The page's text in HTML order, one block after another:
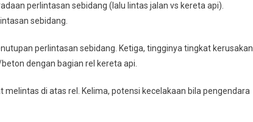
perlintasan sebidang (lalu lintas jalan vs kereta api).
sebidang.
perlintasan sebidang. Ketiga, tingginya tingkat kerusakan
dengan bagian rel kereta api.
di atas rel. Kelima, potensi kecelakaan bila pengendara